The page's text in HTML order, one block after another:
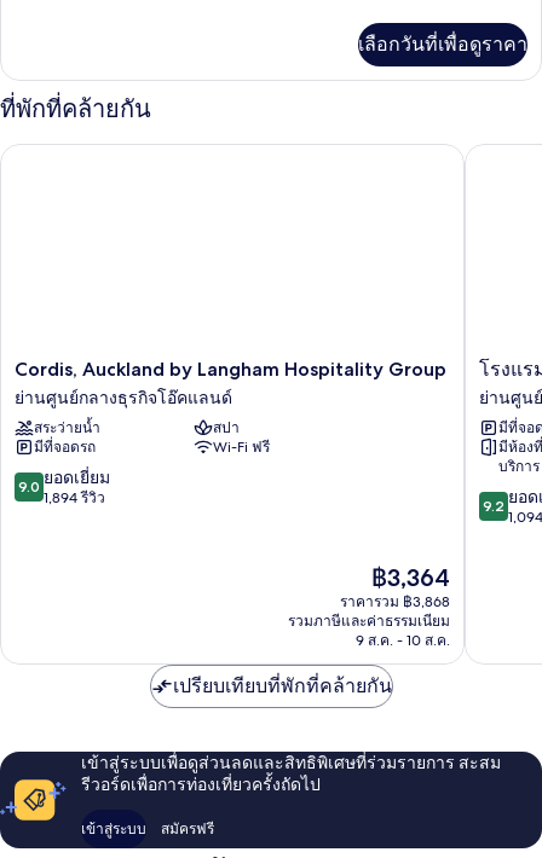
Unit
เกี่ยว
กับ
One
Metro
เลือกวันที่เพื่อดูราคา
ที่พักที่คล้ายกัน
Cordis,
Auckland
by
Langham
Hospitality
Group
ย่าน
Cordis, Auckland by Langham Hospitality Group
ย่านศูนย์กลางธุรกิจโอ๊คแลนด์
สระว่ายน้ำ
สปา
มีที่จอดรถ
Wi-Fi ฟรี
9.0
จาก
9.0 ยอดเยี่ยม
1,894 รีวิว
ราคา
ปัจจุบัน
คือ
฿3,364
฿3,364
ราคารวม ฿3,868
รวมภาษีและค่าธรรมเนียม
9 ส.ค. - 10 ส.ค.
Cordis, Auckland by Langham Hospitality Group
โรง
แรม
ทราเวล
โอค
แลนด์
ยาร์ด
ค
แลนด์
โรงแร
ย่านศูน
มีที่จอ
มีห้อง
บริการ
9.2
จาก
9.2 ยอด
โรงแรม
เปรียบเทียบที่พักที่คล้ายกัน
เข้าสู่ระบบเพื่อดูส่วนลดและสิทธิพิเศษที่ร่วมรายการ สะสม
รีวอร์ดเพื่อการท่องเที่ยวครั้งถัดไป
เข้าสู่ระบบ สมัครฟรี